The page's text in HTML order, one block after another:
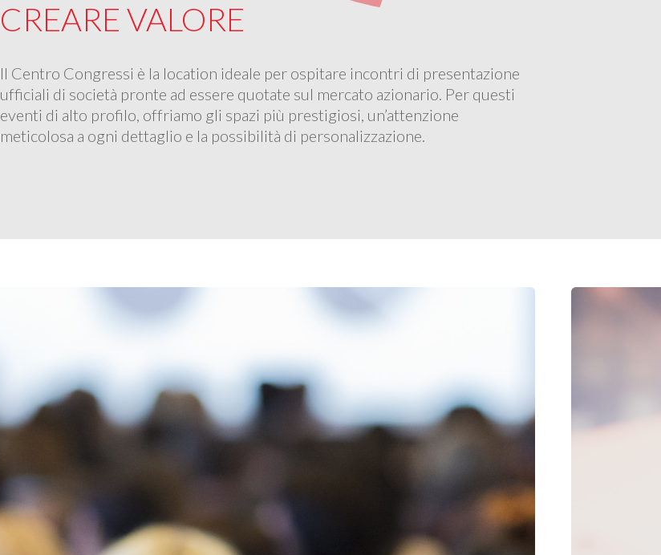
CREARE VALORE
Il Centro Congressi è la location ideale per ospitare incontri di presentazione
ufficiali di società pronte ad essere quotate sul mercato azionario. Per questi
eventi di alto profilo, offriamo gli spazi più prestigiosi, un’attenzione
meticolosa a ogni dettaglio e la possibilità di personalizzazione.